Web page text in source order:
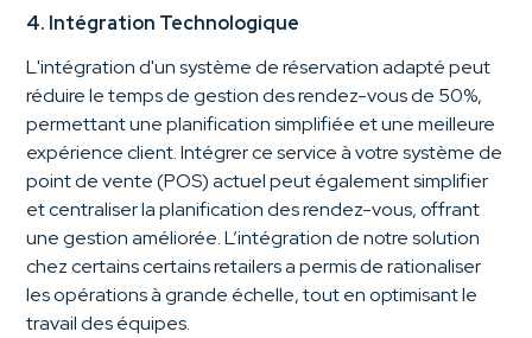
4. Intégration Technologique
L'intégration d'un système de réservation adapté peut
réduire le temps de gestion des rendez-vous de 50%,
permettant une planification simplifiée et une meilleure
expérience client. Intégrer ce service à votre système de
point de vente (POS) actuel peut également simplifier
et centraliser la planification des rendez-vous, offrant
une gestion améliorée. L’intégration de notre solution
chez certains certains retailers a permis de rationaliser
les opérations à grande échelle, tout en optimisant le
travail des équipes.